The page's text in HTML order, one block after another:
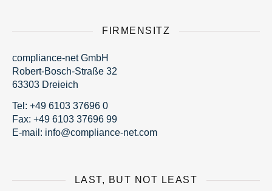
FIRMENSITZ
compliance-net GmbH
Robert-Bosch-Straße 32
63303 Dreieich
Tel: +49 6103 37696 0
Fax: +49 6103 37696 99
E-mail:
moc.t
en-ec
nailp
moc@o
fni
LAST, BUT NOT LEAST